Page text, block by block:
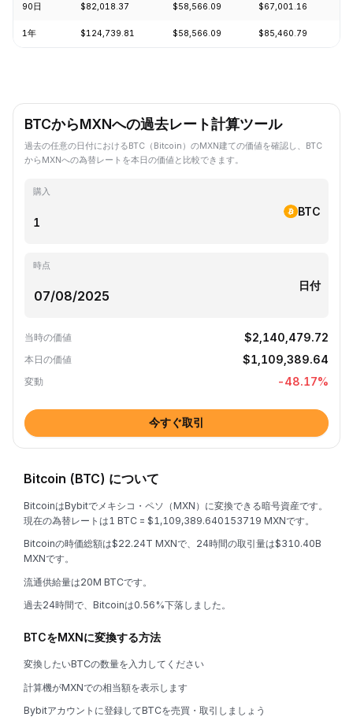
90日 $82,018.37 $58,566.09 $67,001.16
1年 $124,739.81 $58,566.09 $85,460.79
BTCからMXNへの過去レート計算ツール
過去の任意の日付におけるBTC（Bitcoin）のMXN建ての価値を確認し、BTC
からMXNへの為替レートを本日の価値と比較できます。
購入
BTC
時点
日付
当時の価値 $2,140,479.72
本日の価値 $1,109,389.64
変動 -48.17%
今すぐ取引
Bitcoin (BTC) について
BitcoinはBybitでメキシコ・ペソ（MXN）に変換できる暗号資産です。
現在の為替レートは1 BTC = $1,109,389.640153719 MXNです。
Bitcoinの時価総額は$22.24T MXNで、24時間の取引量は$310.40B
MXNです。
流通供給量は20M BTCです。
過去24時間で、Bitcoinは0.56%下落しました。
BTCをMXNに変換する方法
変換したいBTCの数量を入力してください
計算機がMXNでの相当額を表示します
Bybitアカウントに登録してBTCを売買・取引しましょう